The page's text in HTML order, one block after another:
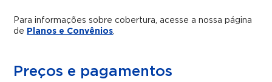
Para informações sobre cobertura, acesse a nossa página
de Planos e Convênios.
Preços e pagamentos